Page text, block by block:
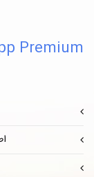
Premium